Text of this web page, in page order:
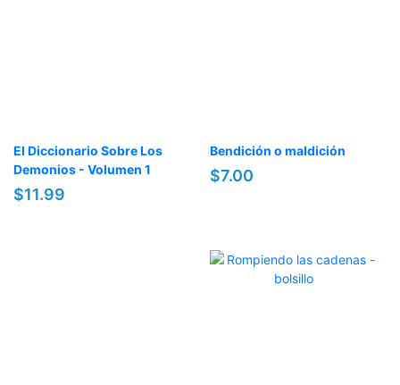
El Diccionario Sobre Los
Demonios - Volumen 1
$11.99
Bendición o maldición
$7.00